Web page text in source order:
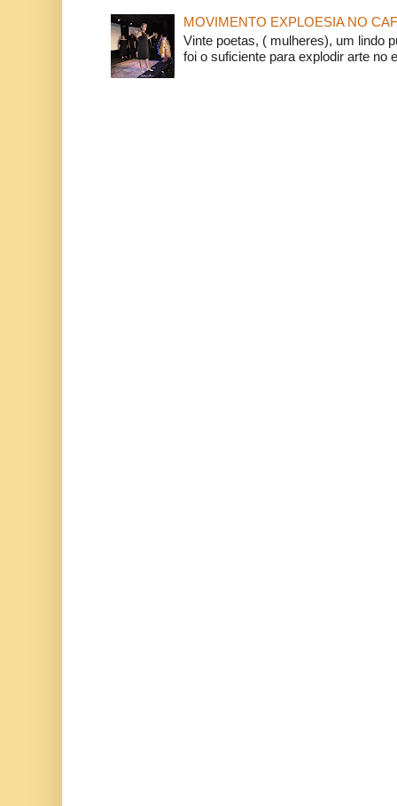
MOVIMENTO EXPLOESIA NO
Vinte poetas, ( mulheres), um lindo
foi o suficiente para explodir arte no